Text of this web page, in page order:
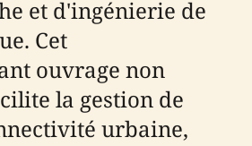
et d'ingénierie de
Cet
ouvrage non
la gestion de
urbaine,